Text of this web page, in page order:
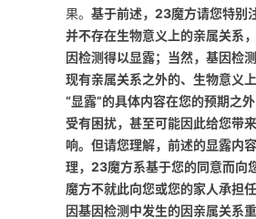
果。 基于前述，23魔方请您特别
并不存在生物意义上的亲属关系
因检测得以显露；当然，基因检
现有亲属关系之外的、生物意义
“显露”的具体内容在您的预期之
受有困扰，甚至可能因此给您带
响。但请您理解，前述的显露内
理，23魔方系基于您的同意而向
魔方不就此向您或您的家人承担
因基因检测中发生的因亲属关系